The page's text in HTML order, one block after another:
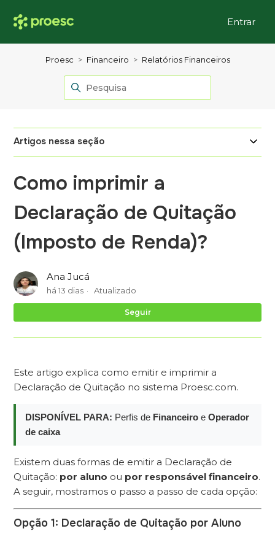
Entrar
Proesc Financeiro Relatórios Financeiros
Artigos nessa seção
Como imprimir a
Declaração de Quitação
(Imposto de Renda)?
Ana Jucá
há 13 dias Atualizado
Seguir
Este artigo explica como emitir e imprimir a
Declaração de Quitação no sistema Proesc.com.
DISPONÍVEL PARA: Perfis de Financeiro eOperador
de caixa
Existem duas formas de emitir a Declaração de
Quitação: por aluno ou por responsável financeiro.
A seguir, mostramos o passo a passo de cada opção:
Opção 1: Declaração de Quitação por Aluno